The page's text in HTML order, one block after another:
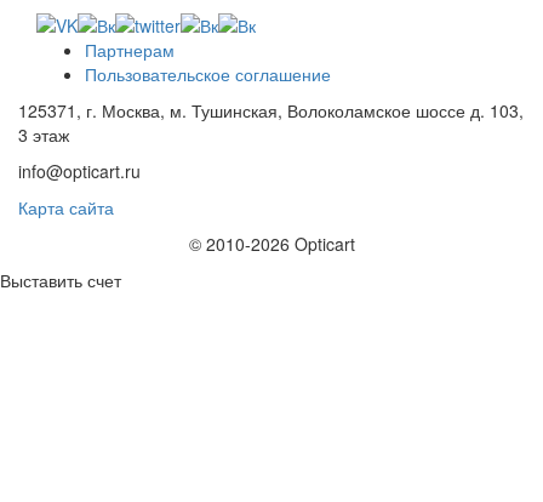
Партнерам
Пользовательское соглашение
125371, г. Москва, м. Тушинская, Волоколамское шоссе д. 103,
3 этаж
info@opticart.ru
Карта сайта
© 2010-2026 Opticart
Выставить счет